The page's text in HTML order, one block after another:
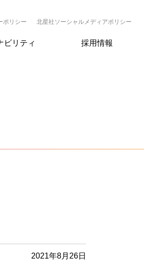
ポリシー 北星社ソーシャルメディアポリシー
ビリティ 採用情報
2021年8月26日